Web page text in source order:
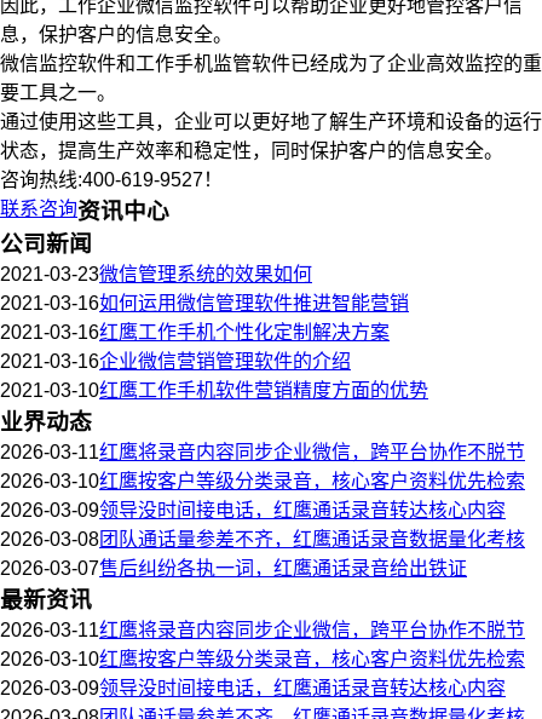
因此，工作企业微信监控软件可以帮助企业更好地管控客户信
息，保护客户的信息安全。
微信监控软件和工作手机监管软件已经成为了企业高效监控的重
要工具之一。
通过使用这些工具，企业可以更好地了解生产环境和设备的运行
状态，提高生产效率和稳定性，同时保护客户的信息安全。
咨询热线:400-619-9527！
联系咨询资讯中心
公司新闻
2021-03-23微信管理系统的效果如何
2021-03-16如何运用微信管理软件推进智能营销
2021-03-16红鹰工作手机个性化定制解决方案
2021-03-16企业微信营销管理软件的介绍
2021-03-10红鹰工作手机软件营销精度方面的优势
业界动态
2026-03-11红鹰将录音内容同步企业微信，跨平台协作不脱节
2026-03-10红鹰按客户等级分类录音，核心客户资料优先检索
2026-03-09领导没时间接电话，红鹰通话录音转达核心内容
2026-03-08团队通话量参差不齐，红鹰通话录音数据量化考核
2026-03-07售后纠纷各执一词，红鹰通话录音给出铁证
最新资讯
2026-03-11红鹰将录音内容同步企业微信，跨平台协作不脱节
2026-03-10红鹰按客户等级分类录音，核心客户资料优先检索
2026-03-09领导没时间接电话，红鹰通话录音转达核心内容